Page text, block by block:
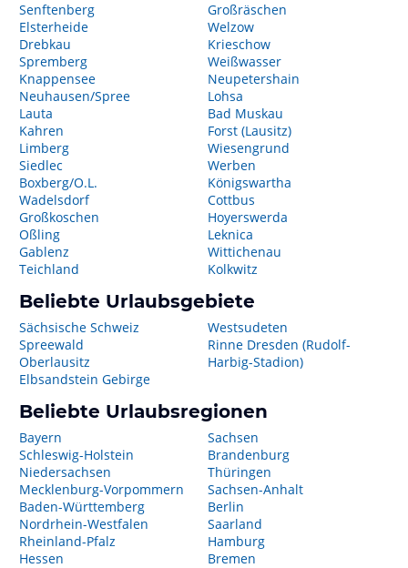
Senftenberg
Elsterheide
Drebkau
Spremberg
Knappensee
Neuhausen/Spree
Lauta
Kahren
Limberg
Siedlec
Boxberg/O.L.
Wadelsdorf
Großkoschen
Oßling
Gablenz
Teichland
Großräschen
Welzow
Krieschow
Weißwasser
Neupetershain
Lohsa
Bad Muskau
Forst (Lausitz)
Wiesengrund
Werben
Königswartha
Cottbus
Hoyerswerda
Leknica
Wittichenau
Kolkwitz
Beliebte Urlaubsgebiete
Sächsische Schweiz
Spreewald
Oberlausitz
Elbsandstein Gebirge
Westsudeten
Rinne Dresden (Rudolf-
Harbig-Stadion)
Beliebte Urlaubsregionen
Bayern
Schleswig-Holstein
Niedersachsen
Mecklenburg-Vorpommern
Baden-Württemberg
Nordrhein-Westfalen
Rheinland-Pfalz
Hessen
Sachsen
Brandenburg
Thüringen
Sachsen-Anhalt
Berlin
Saarland
Hamburg
Bremen